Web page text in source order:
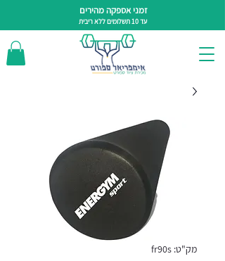
זמני אספקה מהירים
עד 10 תשלומים ללא ריבית
מק"ט: fr90s